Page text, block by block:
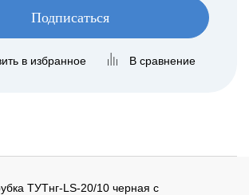
Подписаться
в избранное В сравнение
ТУТнг-LS-20/10 черная с